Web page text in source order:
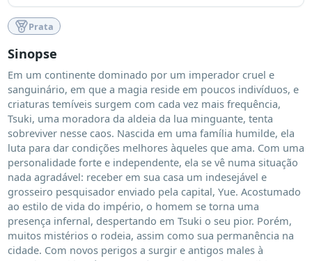
Prata
Sinopse
Em um continente dominado por um imperador cruel e
sanguinário, em que a magia reside em poucos indivíduos, e
criaturas temíveis surgem com cada vez mais frequência,
Tsuki, uma moradora da aldeia da lua minguante, tenta
sobreviver nesse caos. Nascida em uma família humilde, ela
luta para dar condições melhores àqueles que ama. Com uma
personalidade forte e independente, ela se vê numa situação
nada agradável: receber em sua casa um indesejável e
grosseiro pesquisador enviado pela capital, Yue. Acostumado
ao estilo de vida do império, o homem se torna uma
presença infernal, despertando em Tsuki o seu pior. Porém,
muitos mistérios o rodeia, assim como sua permanência na
cidade. Com novos perigos a surgir e antigos males à